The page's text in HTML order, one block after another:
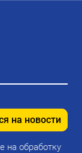
на новости
на обработку